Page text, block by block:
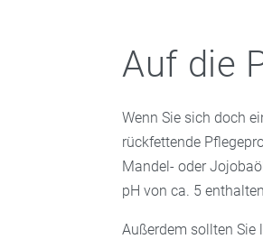
Auf die
Wenn Sie sich doch
rückfettende
Mandel- oder
pH von ca. 5
Außerdem sollten Sie